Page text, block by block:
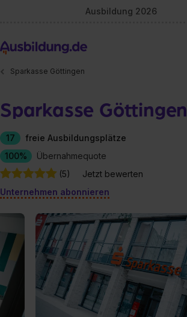
Ausbildung 2026
Sparkasse Göttingen
Sparkasse Göttingen
17
freie Ausbildungsplätze
100%
Übernahmequote
(5)
Jetzt bewerten
Unternehmen abonnieren